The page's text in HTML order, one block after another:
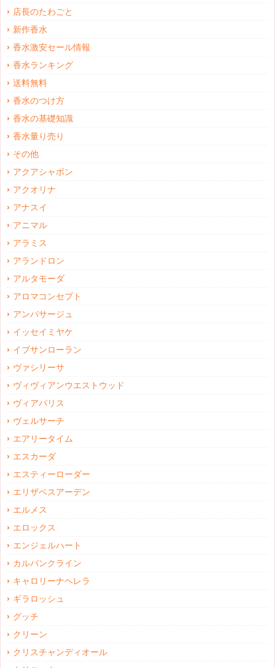
店長のたわごと
新作香水
香水激安セール情報
香水ランキング
送料無料
香水のつけ方
香水の基礎知識
香水量り売り
その他
アクアシャボン
アクオリナ
アナスイ
アニマル
アラミス
アランドロン
アルタモーダ
アロマコンセプト
アンパサージュ
イッセイミヤケ
イブサンローラン
ヴァシリーサ
ヴィヴィアンウエストウッド
ヴィアパリス
ヴェルサーチ
エアリータイム
エスカーダ
エスティーローダー
エリザベスアーデン
エルメス
エロックス
エンジェルハート
カルバンクライン
キャロリーナヘレラ
ギラロッシュ
グッチ
クリーン
クリスチャンディオール